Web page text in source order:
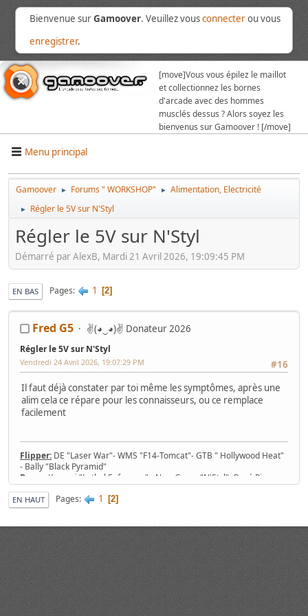
Bienvenue surGamoover. Veuillez vousconnecterou vous
enregistrer.
[move]Vous vous épilez le maillot
et collectionnez les bornes
d'arcade avec des hommes
musclés dessus ? Alors soyez les
bienvenus sur Gamoover ! [/move]
Menu principal
Gamoover ► Forums " WORKSHOP" ► Alimentation, Electricité
► Régler le 5V sur N'Styl
Régler le 5V sur N'Styl
Démarré par AlexB, Mardi 21 Avril 2026, 19:09:45 PM
EN BAS Pages 1 2
Fred G5 ✌(◕‿◕)✌ Donateur 2026
Régler le 5V sur N'Styl
#16
Vendredi 24 Avril 2026, 19:07:29 PM
Il faut déjà constater par toi même les symptômes, après une
alim cela ce répare pour les connaisseurs, ou ce remplace
facilement
Flipper: DE "Laser War"- WMS "F14-Tomcat"- GTB " Hollywood Heat"
- Bally "Black Pyramid"
Borne:
Konami "Lethal Enforcers" - New Game "N'Styl"- René Pierre
1982 - Jeutel Neo Geo 16/9 - Simulateur Twin Konami "Midnight Run
Road Fighter 2"
Jeu/Système de jeu:
Console: Nintendo SNES 2CHIP, SNES 1CHIP-02 + 43 jeux
EN HAUT Pages 1 2